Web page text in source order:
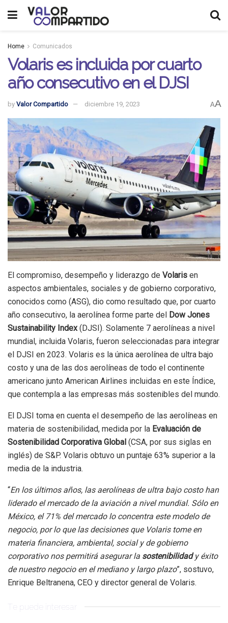
Home Comunicados
Volaris es incluida por cuarto
año consecutivo en el DJSI
by Valor Compartido diciembre 19, 2023 AA
El compromiso, desempeño y liderazgo de Volaris en
aspectos ambientales, sociales y de gobierno corporativo,
conocidos como (ASG), dio como resultado que, por cuarto
año consecutivo, la aerolínea forme parte del Dow Jones
Sustainability Index(DJSI). Solamente 7 aerolíneas a nivel
mundial, incluida Volaris, fueron seleccionadas para integrar
el DJSI en 2023. Volaris es la única aerolínea de ultra bajo
costo y una de las dos aerolíneas de todo el continente
americano junto American Airlines incluidas en este Índice,
que contempla a las empresas más sostenibles del mundo.
El DJSI toma en cuenta el desempeño de las aerolíneas en
materia de sostenibilidad, medida por la Evaluación de
Sostenibilidad Corporativa Global (CSA, por sus siglas en
inglés) de S&P. Volaris obtuvo un puntaje 63% superior a la
media de la industria.
“En los últimos años, las aerolíneas de ultra bajo costo han
liderado el mercado de la aviación a nivel mundial. Sólo en
México, el 71% del mercado lo concentra este modelo de
negocio, por lo que las decisiones que Volaris tome en
materia financiera, ambiental, social y de gobierno
corporativo nos permitirá asegurar la sostenibilidady éxito
de nuestro negocio en el mediano y largo plazo”, sostuvo,
Enrique Beltranena, CEO y director general de Volaris.
Te puede interesar